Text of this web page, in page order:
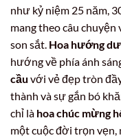
như kỷ niệm 25 năm,
mang theo câu
son sắt. Hoa hướng
hướng về phía ánh
cầu với vẻ đẹp tròn
thành và sự gắn bó
chỉ là hoa chúc mừng
một cuộc đời trọn